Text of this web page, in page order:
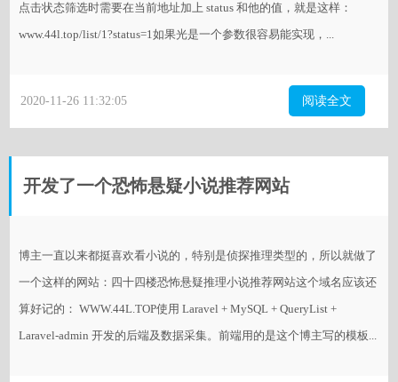
点击状态筛选时需要在当前地址加上 status 和他的值，就是这样：
www.44l.top/list/1?status=1如果光是一个参数很容易能实现，...
2020-11-26 11:32:05 阅读全文
开发了一个恐怖悬疑小说推荐网站
博主一直以来都挺喜欢看小说的，特别是侦探推理类型的，所以就做了
一个这样的网站：四十四楼恐怖悬疑推理小说推荐网站这个域名应该还
算好记的： WWW.44L.TOP使用 Laravel + MySQL + QueryList +
Laravel-admin 开发的后端及数据采集。前端用的是这个博主写的模板...